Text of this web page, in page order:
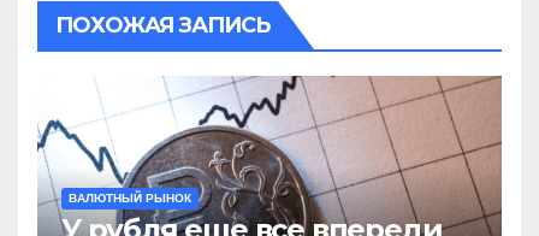
ПОХОЖАЯ ЗАПИСЬ
ВАЛЮТНЫЙ РЫНОК